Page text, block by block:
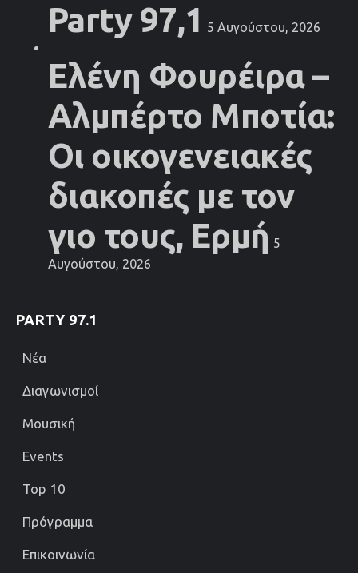
Party 97,1
5 Αυγούστου, 2026
Ελένη Φουρέιρα –
Αλμπέρτο Μποτία:
Οι οικογενειακές
διακοπές με τον
γιο τους, Ερμή 5
Αυγούστου, 2026
PARTY 97.1
Νέα
Διαγωνισμοί
Μουσική
Events
Top 10
Πρόγραμμα
Επικοινωνία